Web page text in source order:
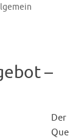
–
Der
Que